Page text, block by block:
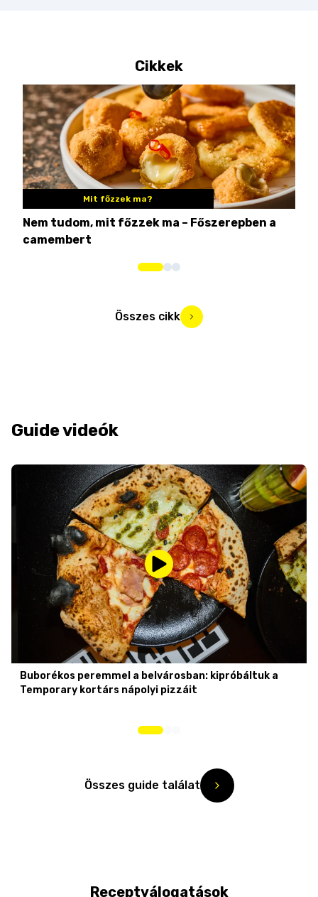
Cikkek
Mit főzzek ma?
Nem tudom, mit főzzek ma – Főszerepben a
camembert
Összes cikk
Guide videók
Buborékos peremmel a belvárosban: kipróbáltuk a
Temporary kortárs nápolyi pizzáit
Összes guide találat
Receptválogatások